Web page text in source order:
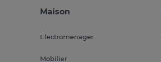
Maison
Electromenager
Mobilier